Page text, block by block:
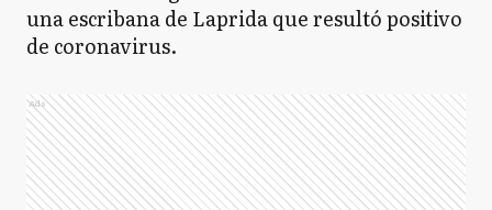
una escribana de Laprida que resultó positivo
de coronavirus.
Ads